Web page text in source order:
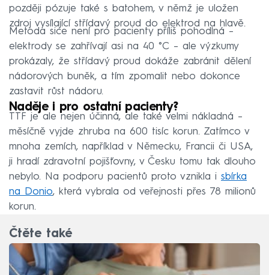
později pózuje také s batohem, v němž je uložen
zdroj vysílající střídavý proud do elektrod na hlavě.
Metoda sice není pro pacienty příliš pohodlná –
elektrody se zahřívají asi na 40 °C – ale výzkumy
prokázaly, že střídavý proud dokáže zabránit dělení
nádorových buněk, a tím zpomalit nebo dokonce
zastavit růst nádoru.
Naděje i pro ostatní pacienty?
TTF je ale nejen účinná, ale také velmi nákladná –
měsíčně vyjde zhruba na 600 tisíc korun. Zatímco v
mnoha zemích, například v Německu, Francii či USA,
ji hradí zdravotní pojišťovny, v Česku tomu tak dlouho
nebylo. Na podporu pacientů proto vznikla i sbírka
na Donio, která vybrala od veřejnosti přes 78 milionů
korun.
Čtěte také